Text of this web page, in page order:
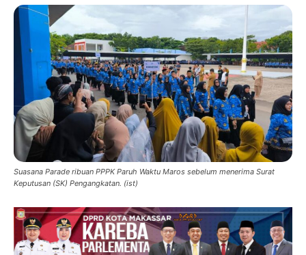
Suasana Parade ribuan PPPK Paruh Waktu Maros sebelum menerima Surat
Keputusan (SK) Pengangkatan. (ist)